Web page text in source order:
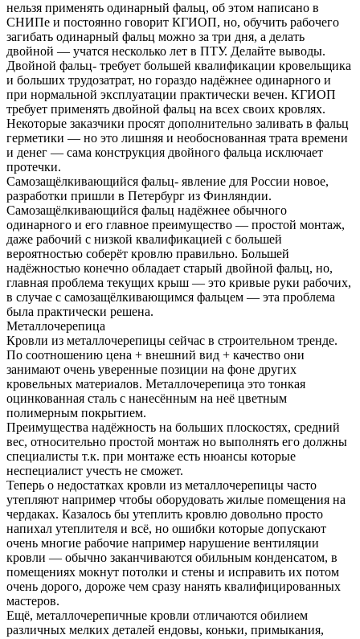
нельзя применять одинарный фальц, об этом написано в
СНИПе и постоянно говорит КГИОП, но, обучить рабочего
загибать одинарный фальц можно за три дня, а делать
двойной — учатся несколько лет в ПТУ. Делайте выводы.
Двойной фальц- требует большей квалификации кровельщика
и больших трудозатрат, но гораздо надёжнее одинарного и
при нормальной эксплуатации практически вечен. КГИОП
требует применять двойной фальц на всех своих кровлях.
Некоторые заказчики просят дополнительно заливать в фальц
герметики — но это лишняя и необоснованная трата времени
и денег — сама конструкция двойного фальца исключает
протечки.
Самозащёлкивающийся фальц- явление для России новое,
разработки пришли в Петербург из Финляндии.
Самозащёлкивающийся фальц надёжнее обычного
одинарного и его главное преимущество — простой монтаж,
даже рабочий с низкой квалификацией с большей
вероятностью соберёт кровлю правильно. Большей
надёжностью конечно обладает старый двойной фальц, но,
главная проблема текущих крыш — это кривые руки рабочих,
в случае с самозащёлкивающимся фальцем — эта проблема
была практически решена.
Металлочерепица
Кровли из металлочерепицы сейчас в строительном тренде.
По соотношению цена + внешний вид + качество они
занимают очень уверенные позиции на фоне других
кровельных материалов. Металлочерепица это тонкая
оцинкованная сталь с нанесённым на неё цветным
полимерным покрытием.
Преимущества надёжность на больших плоскостях, средний
вес, относительно простой монтаж но выполнять его должны
специалисты т.к. при монтаже есть нюансы которые
неспециалист учесть не сможет.
Теперь о недостатках кровли из металлочерепицы часто
утепляют например чтобы оборудовать жилые помещения на
чердаках. Казалось бы утеплить кровлю довольно просто
напихал утеплителя и всё, но ошибки которые допускают
очень многие рабочие например нарушение вентиляции
кровли — обычно заканчиваются обильным конденсатом, в
помещениях мокнут потолки и стены и исправить их потом
очень дорого, дороже чем сразу нанять квалифицированных
мастеров.
Ещё, металлочерепичные кровли отличаются обилием
различных мелких деталей ендовы, коньки, примыкания,